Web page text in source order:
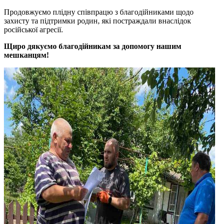
Продовжуємо плідну співпрацю з благодійниками щодо
захисту та підтримки родин, які постраждали внаслідок
російської агресії.
Щиро дякуємо благодійникам за допомогу нашим
мешканцям!